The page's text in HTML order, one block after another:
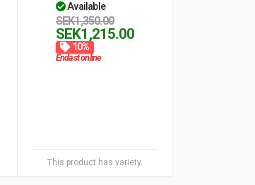
This product has variety.
Available
SEK1,350.00
SEK1,215.00
10%
Endast online